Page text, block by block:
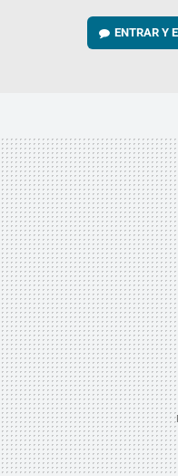
ENTRAR Y